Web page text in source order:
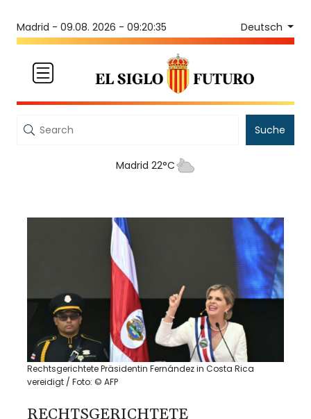
Madrid - 09.08. 2026 - 09:20:35 Deutsch
Suche
Madrid 22°C
Rechtsgerichtete Präsidentin Fernández in Costa Rica
vereidigt / Foto: © AFP
RECHTSGERICHTETE